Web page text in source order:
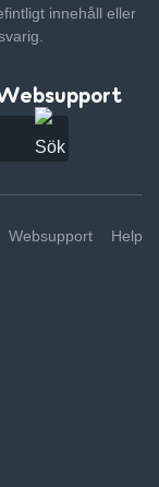
innehåll eller
Websupport Help